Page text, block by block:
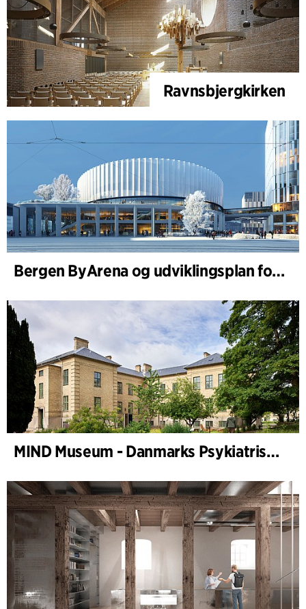
Ravnsbjergkirken
Bergen ByArena og udviklingsplan for Nygårdstangen
MIND Museum - Danmarks Psykiatriske Museum